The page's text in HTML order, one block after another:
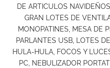
DE ARTICULOS
GRAN LOTES DE
MONOPATINES, MESA DE
PARLANTES USB, LOTES
HULA-HULA, FOCOS Y
PC, NEBULIZADOR